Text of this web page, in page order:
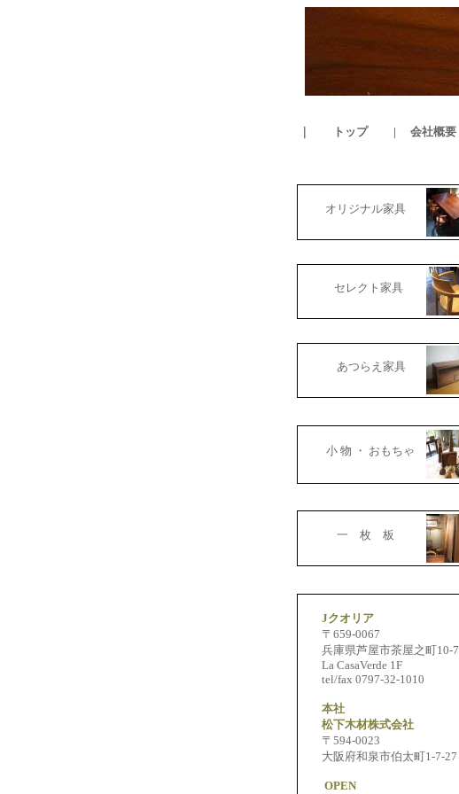
トップ| 会社概要
オリジナル家具
セレクト家具
あつらえ家具
小 物 ・ おもちゃ
一 枚 板
Jクオリア
〒659-0067
兵庫県芦屋市茶屋之町10-7
La CasaVerde 1F
tel/fax 0797-32-1010
本社
松下木材株式会社
〒594-0023
大阪府和泉市伯太町1-7-27
OPEN